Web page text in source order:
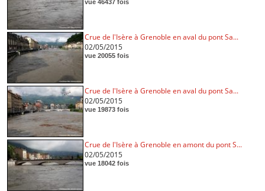
vue 46437 fois
Crue de l'Isère à Grenoble en aval du pont Sa...
02/05/2015
vue 20055 fois
Crue de l'Isère à Grenoble en aval du pont Sa...
02/05/2015
vue 19873 fois
Crue de l'Isère à Grenoble en amont du pont S...
02/05/2015
vue 18042 fois